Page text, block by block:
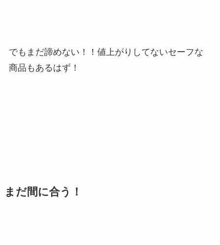
でもまだ諦めない！！値上がりしてないセーフな
商品もあるはず！
まだ間に合う！